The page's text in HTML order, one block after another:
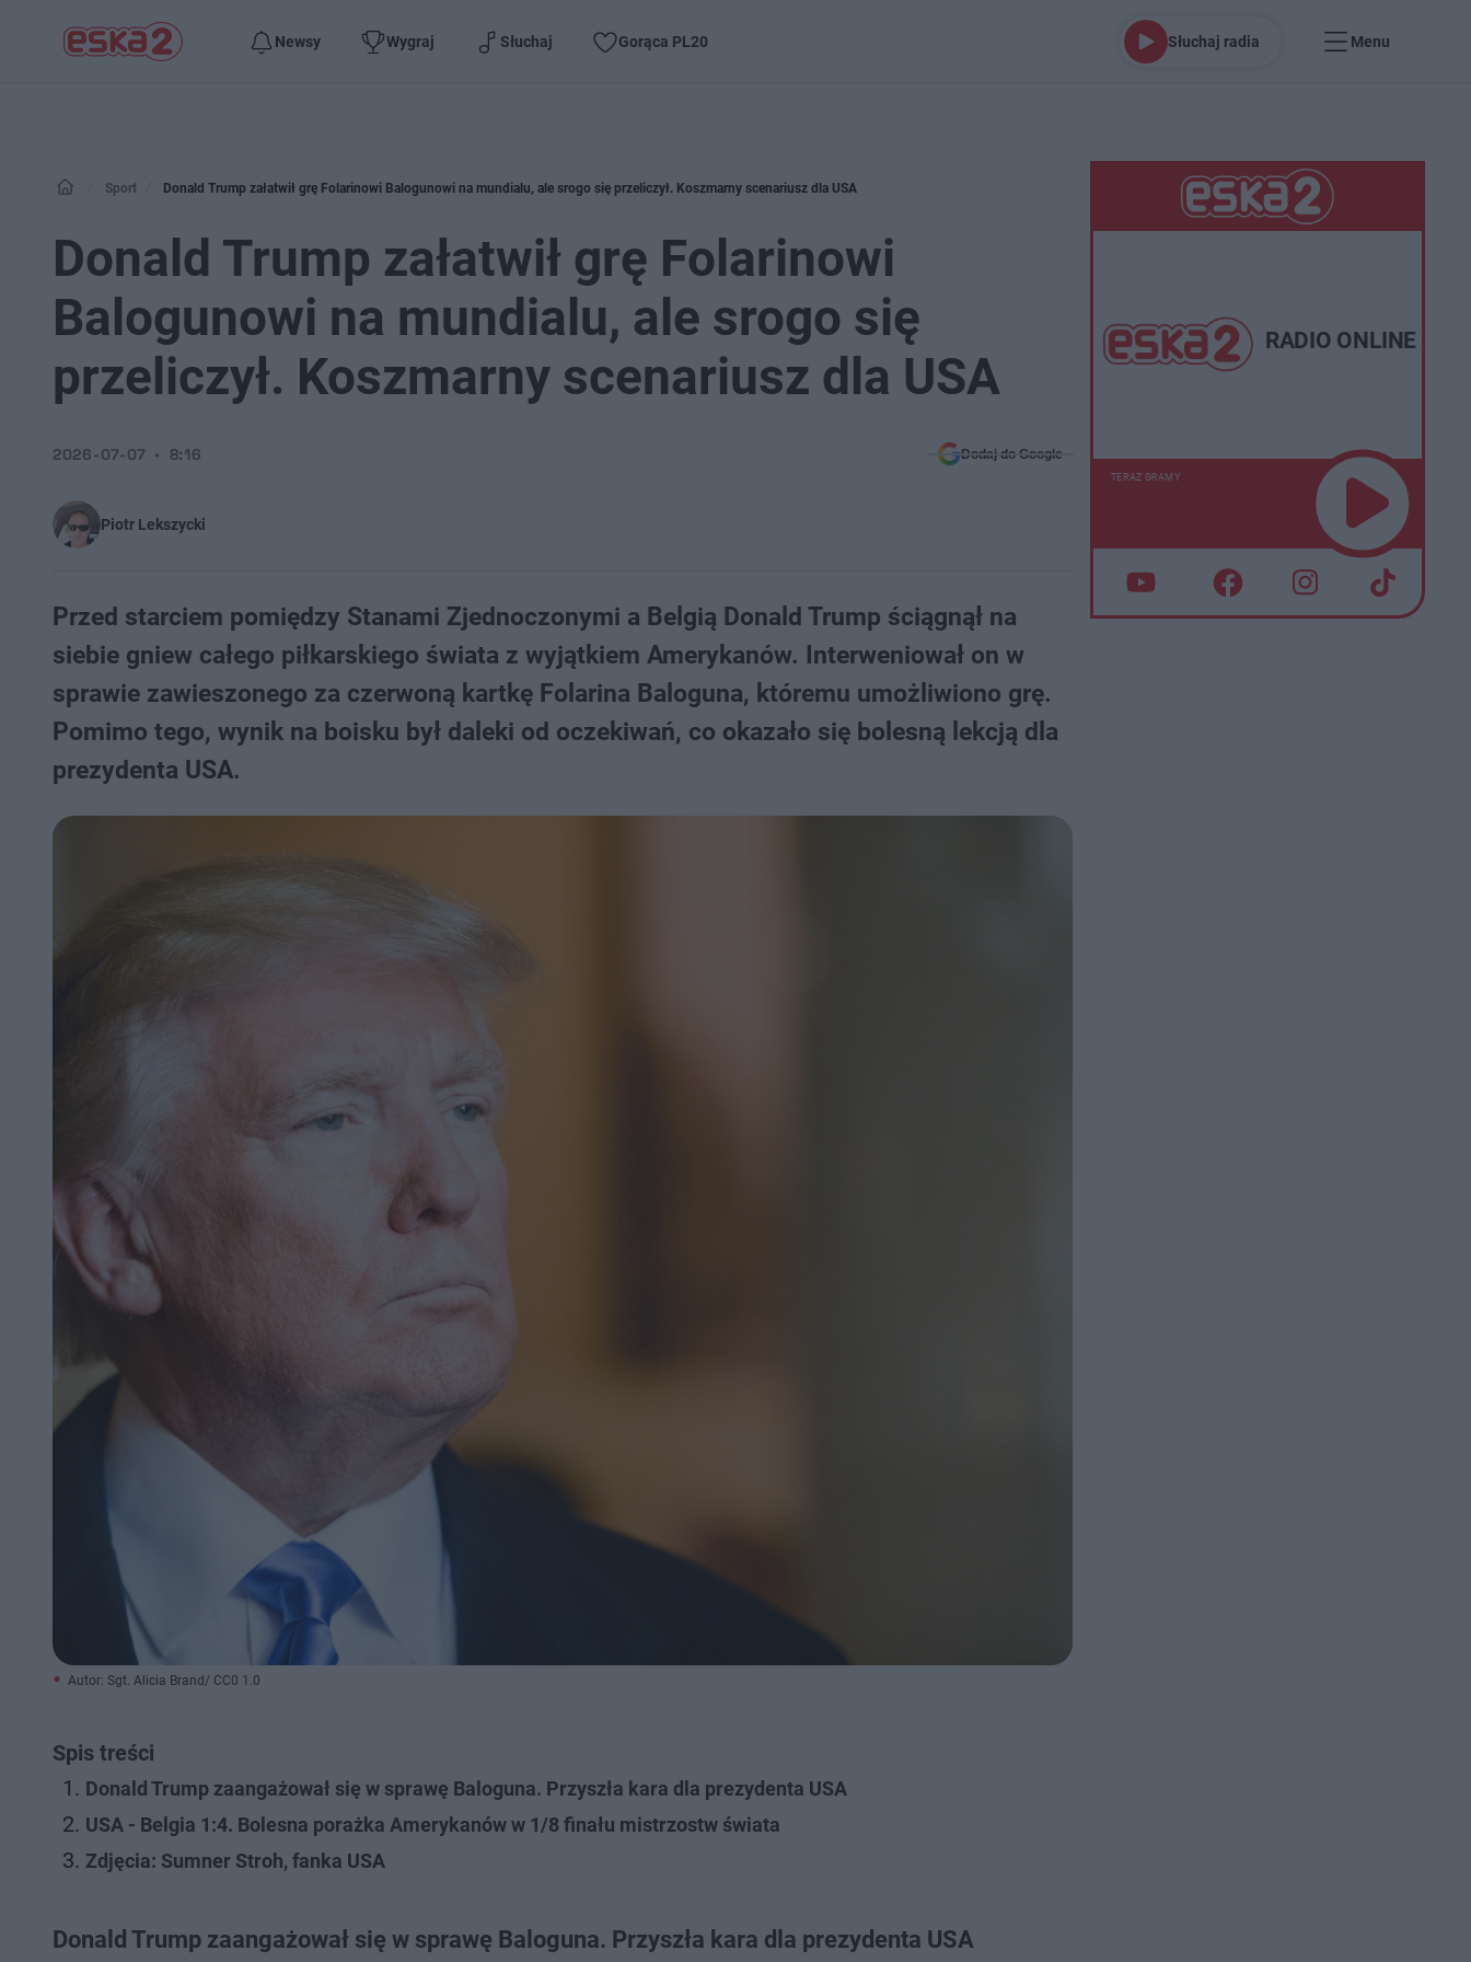
Newsy Wygraj Słuchaj Gorąca PL20 Słuchaj radia Menu
Sport Donald Trump załatwił grę Folarinowi Balogunowi na mundialu, ale srogo się przeliczył. Koszmarny scenariusz dla USA
Donald Trump załatwił grę Folarinowi
Balogunowi na mundialu, ale srogo się
przeliczył. Koszmarny scenariusz dla USA
Piotr Lekszycki
2026-07-07 8:16 Dodaj do Google
Przed starciem pomiędzy Stanami Zjednoczonymi a Belgią Donald Trump ściągnął na
siebie gniew całego piłkarskiego świata z wyjątkiem Amerykanów. Interweniował on w
sprawie zawieszonego za czerwoną kartkę Folarina Baloguna, któremu umożliwiono grę.
Pomimo tego, wynik na boisku był daleki od oczekiwań, co okazało się bolesną lekcją dla
prezydenta USA.
Autor: Sgt. Alicia Brand/ CC0 1.0
Spis treści
Donald Trump zaangażował się w sprawę Baloguna. Przyszła kara dla prezydenta USA
USA - Belgia 1:4. Bolesna porażka Amerykanów w 1/8 finału mistrzostw świata
Zdjęcia: Sumner Stroh, fanka USA
Donald Trump zaangażował się w sprawę Baloguna. Przyszła kara dla prezydenta USA
RADIO ONLINE
TERAZ GRAMY